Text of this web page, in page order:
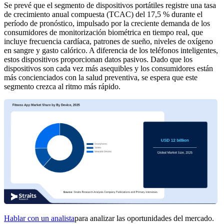
Se prevé que el segmento de dispositivos portátiles registre una tasa
de crecimiento anual compuesta (TCAC) del 17,5 % durante el
período de pronóstico, impulsado por la creciente demanda de los
consumidores de monitorización biométrica en tiempo real, que
incluye frecuencia cardíaca, patrones de sueño, niveles de oxígeno
en sangre y gasto calórico. A diferencia de los teléfonos inteligentes,
estos dispositivos proporcionan datos pasivos. Dado que los
dispositivos son cada vez más asequibles y los consumidores están
más concienciados con la salud preventiva, se espera que este
segmento crezca al ritmo más rápido.
Hablar con un analistapara analizar las oportunidades del mercado.